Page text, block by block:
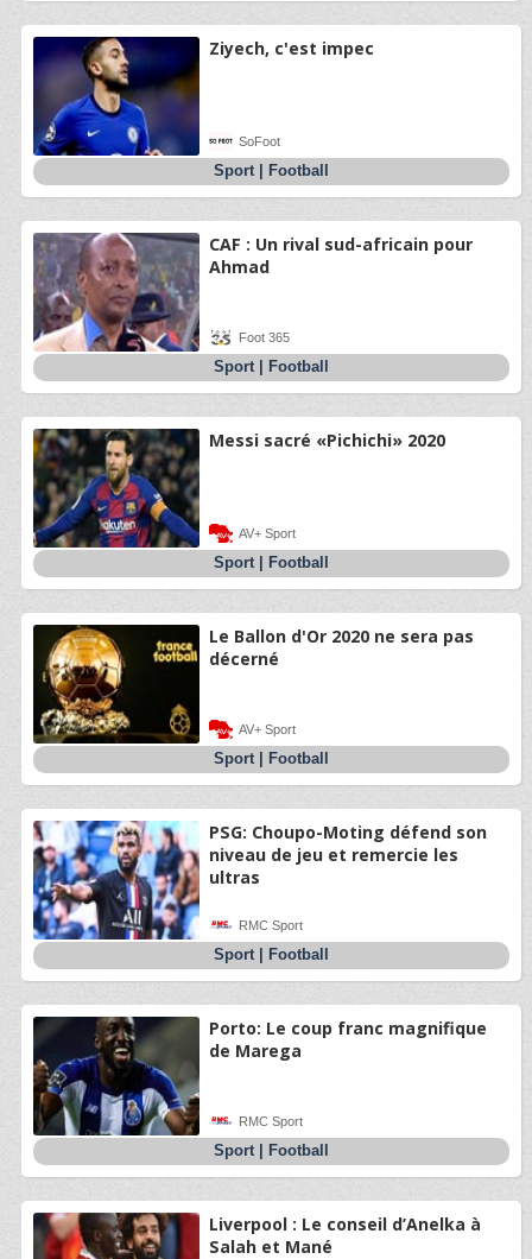
Ziyech, c'est impec
SoFoot
Sport| Football
CAF : Un rival sud-africain pour
Ahmad
Foot 365
Sport| Football
Messi sacré «Pichichi» 2020
AV+ Sport
Sport| Football
Le Ballon d'Or 2020 ne sera pas
décerné
AV+ Sport
Sport| Football
PSG: Choupo-Moting défend son
niveau de jeu et remercie les
ultras
RMC Sport
Sport| Football
Porto: Le coup franc magnifique
de Marega
RMC Sport
Sport| Football
Liverpool : Le conseil d’Anelka à
Salah et Mané